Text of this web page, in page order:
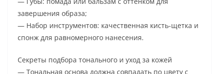
завершения образа;
— Набор инструментов: качественная кисть-щетка и
спонж для равномерного нанесения.
Секреты подбора тонального и уход за кожей
— Тональная основа должна совпадать по цвету с